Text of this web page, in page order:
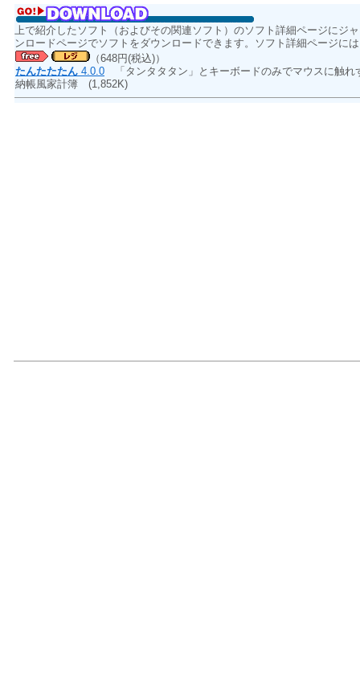
上で紹介したソフト（およびその関連ソフト）のソフト詳細ページにジ
ンロードページでソフトをダウンロードできます。ソフト詳細ページに
（648円(税込)）
たんたたたん 4.0.0 「タンタタタン」とキーボードのみでマウスに触れ
納帳風家計簿 (1,852K)